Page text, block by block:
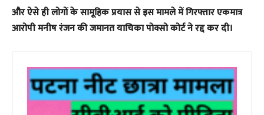
और ऐसे ही लोगों के सामूहिक प्रयास से इस मामले में गिरफ्तार एकमात्र
आरोपी मनीष रंजन की जमानत याचिका पोक्सो कोर्ट ने रद्द कर दी।